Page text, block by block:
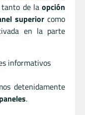
tanto de la opción
superior como
en la parte
detenidamente
paneles.